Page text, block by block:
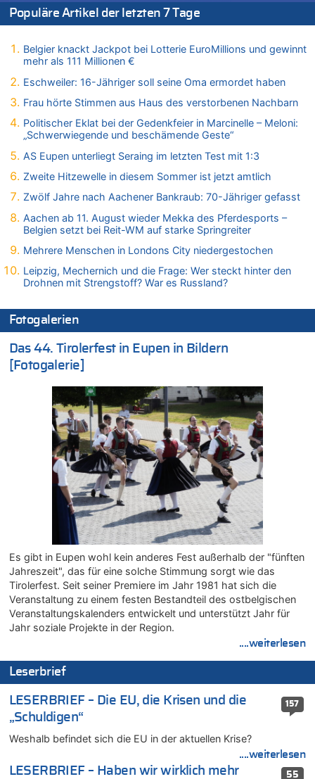
09.08.2026 - 21:01 von Vermute mal zu
Politischer Eklat bei der Gedenkfeier in Marcinelle – Meloni:
09.08.2026 - 20:53 von Wolfgang2 zu
Gigantische Marienstatue in Polen – Größer als die Christus-
Figur in Rio – Kitsch, Kunst oder Religion?
09.08.2026 - 20:29 von Hans L. zu
Figur in Rio – Kitsch, Kunst oder Religion?
Gigantische Marienstatue in Polen – Größer als die Christus-
Figur in Rio – Kitsch, Kunst oder Religion?
09.08.2026 - 20:10 von WK zu
09.08.2026 - 20:07 von WK zu
„Schwerwiegende und beschämende Geste“
09.08.2026 - 19:56 von Josef.geul zu
Gigantische Marienstatue in Polen – Größer als die Christus-
09.08.2026 - 19:45 von Ostbelgien Direkt zu
Beruhigungsmittel?
09.08.2026 - 19:27 von Sparwasser zu
Gigantische Marienstatue in Polen – Größer als die Christus-
Figur in Rio – Kitsch, Kunst oder Religion?
09.08.2026 - 19:24 von Sparwasser zu
Politischer Eklat bei der Gedenkfeier in Marcinelle – Meloni:
„Schwerwiegende und beschämende Geste“
09.08.2026 - 19:21 von Woke ist vorbei zu
Gigantische Marienstatue in Polen – Größer als die Christus-
Figur in Rio – Kitsch, Kunst oder Religion?
09.08.2026 - 19:09 von Marcel Scholzen Eimerscheid zu
Gigantische Marienstatue in Polen – Größer als die Christus-
Figur in Rio – Kitsch, Kunst oder Religion?
09.08.2026 - 19:01 von die Wahrheit zu
Politischer Eklat bei der Gedenkfeier in Marcinelle – Meloni:
„Schwerwiegende und beschämende Geste“
09.08.2026 - 18:54 von Pierre zu
Politischer Eklat bei der Gedenkfeier in Marcinelle – Meloni:
„Schwerwiegende und beschämende Geste“
Zurück an den Rhein: Hendrich wechselt zum 1. FC Köln
09.08.2026 - 18:12 von Dax zu
Politischer Eklat bei der Gedenkfeier in Marcinelle – Meloni:
„Schwerwiegende und beschämende Geste“
09.08.2026 - 17:58 von Wolfgang2 zu
Kollision zwischen Autofahrer und Radfahrer an RAVeL-Weg
09.08.2026 - 17:22 von Hugo Egon Bernhard von Sinnen zu
Populäre Artikel der letzten 7 Tage
Belgier knackt Jackpot bei Lotterie EuroMillions und gewinnt
mehr als 111 Millionen €
Eschweiler: 16-Jähriger soll seine Oma ermordet haben
Frau hörte Stimmen aus Haus des verstorbenen Nachbarn
Politischer Eklat bei der Gedenkfeier in Marcinelle – Meloni:
„Schwerwiegende und beschämende Geste“
AS Eupen unterliegt Seraing im letzten Test mit 1:3
Zweite Hitzewelle in diesem Sommer ist jetzt amtlich
Zwölf Jahre nach Aachener Bankraub: 70-Jähriger gefasst
Aachen ab 11. August wieder Mekka des Pferdesports –
Belgien setzt bei Reit-WM auf starke Springreiter
Mehrere Menschen in Londons City niedergestochen
Leipzig, Mechernich und die Frage: Wer steckt hinter den
Drohnen mit Strengstoff? War es Russland?
Fotogalerien
Das 44. Tirolerfest in Eupen in Bildern
[Fotogalerie]
Es gibt in Eupen wohl kein anderes Fest außerhalb der "fünften
Jahreszeit", das für eine solche Stimmung sorgt wie das
Tirolerfest. Seit seiner Premiere im Jahr 1981 hat sich die
Veranstaltung zu einem festen Bestandteil des ostbelgischen
Veranstaltungskalenders entwickelt und unterstützt Jahr für
Jahr soziale Projekte in der Region.
....weiterlesen
Leserbrief
157
LESERBRIEF – Die EU, die Krisen und die
„Schuldigen“
Weshalb befindet sich die EU in der aktuellen Krise?
....weiterlesen
55
LESERBRIEF – Haben wir wirklich mehr